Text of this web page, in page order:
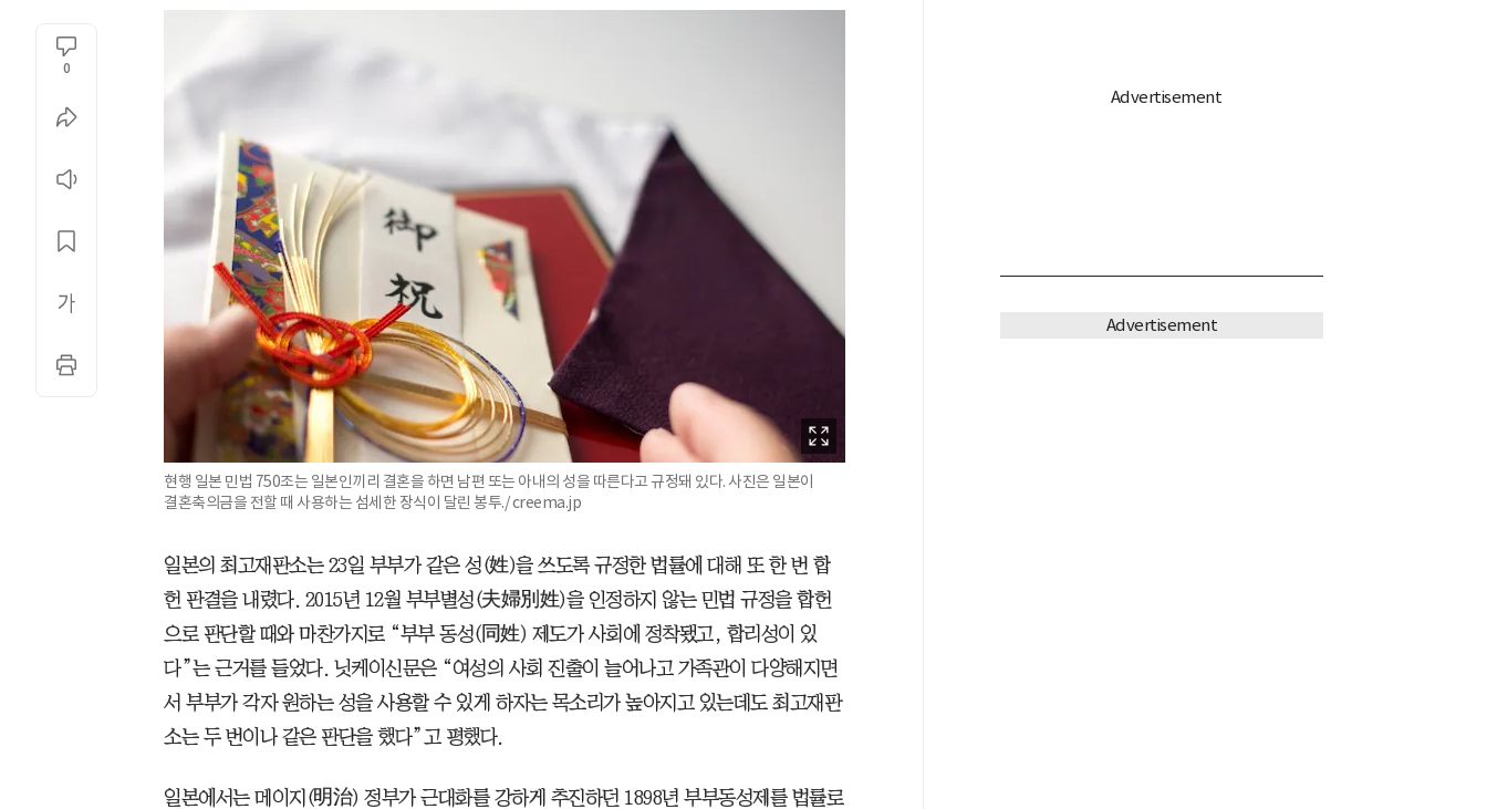
0
현행 일본 민법 750조는 일본인끼리 결혼을 하면 남편 또는 아내의 성을 따른다고 규정돼 있다. 사진은 일본이
결혼축의금을 전할 때 사용하는 섬세한 장식이 달린 봉투./ creema.jp
일본의 최고재판소는 23일 부부가 같은 성(姓)을 쓰도록 규정한 법률에 대해 또 한 번 합
헌 판결을 내렸다. 2015년 12월 부부별성(夫婦別姓)을 인정하지 않는 민법 규정을 합헌
으로 판단할 때와 마찬가지로 “부부 동성(同姓) 제도가 사회에 정착됐고, 합리성이 있
다”는 근거를 들었다. 닛케이신문은 “여성의 사회 진출이 늘어나고 가족관이 다양해지면
서 부부가 각자 원하는 성을 사용할 수 있게 하자는 목소리가 높아지고 있는데도 최고재판
소는 두 번이나 같은 판단을 했다”고 평했다.
일본에서는 메이지(明治) 정부가 근대화를 강하게 추진하던 1898년 부부동성제를 법률로